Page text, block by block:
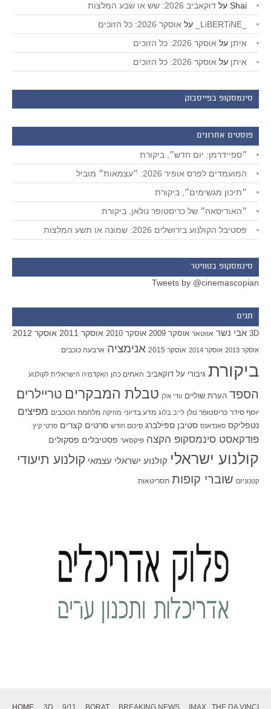
Shai על דוקאביב 2026: שש או שבע המלצות
על אוסקר 2026: כל הזוכים
איתן על אוסקר 2026: כל הזוכים
איתן על אוסקר 2026: כל הזוכים
סינמסקופ בפייסבוק
פוסטים אחרונים
״ספיידרמן: יום חדש״, ביקורת
המועמדים לפרס אופיר 2026: ״עצמאות״ מוביל
״תיכון מגשימים״, ביקורת
״האודיסאה״ של כריסטופר נולאן, ביקורת
פסטיבל הקולנוע בירושלים 2026: שמונה או תשע המלצות
סינמסקופ בטוויטר
Tweets by @cinemascopian
תגים
3D אבי נשר אווטאר אוסקר 2009 אוסקר 2010 אוסקר 2011 אוסקר 2012
אוסקר 2013 אוסקר 2014 אוסקר 2015 אנימציה ארבעה כוכבים
ביקורת גיבורי על דוקאביב האחים כהן האקדמיה הישראלית לקולנוע
הספד הערת שוליים וודי אלן טבלת המבקרים טריילרים
יוסף סידר כריסטופר נולן לייב בלוג מדע בדיוני מוזיקה מלחמת הכוכבים מפיצים
נטפליקס סאנדאנס סטיבן ספילברג סיכום חודש סרטים קצרים סרטי קיץ
פודקאסט סינמסקופ הקצה פיקסאר פסטיבלים פסקולים
קולנוע ישראלי קולנוע ישראלי עצמאי קולנוע תיעודי
קטנוניזם שוברי קופות תסריטאות